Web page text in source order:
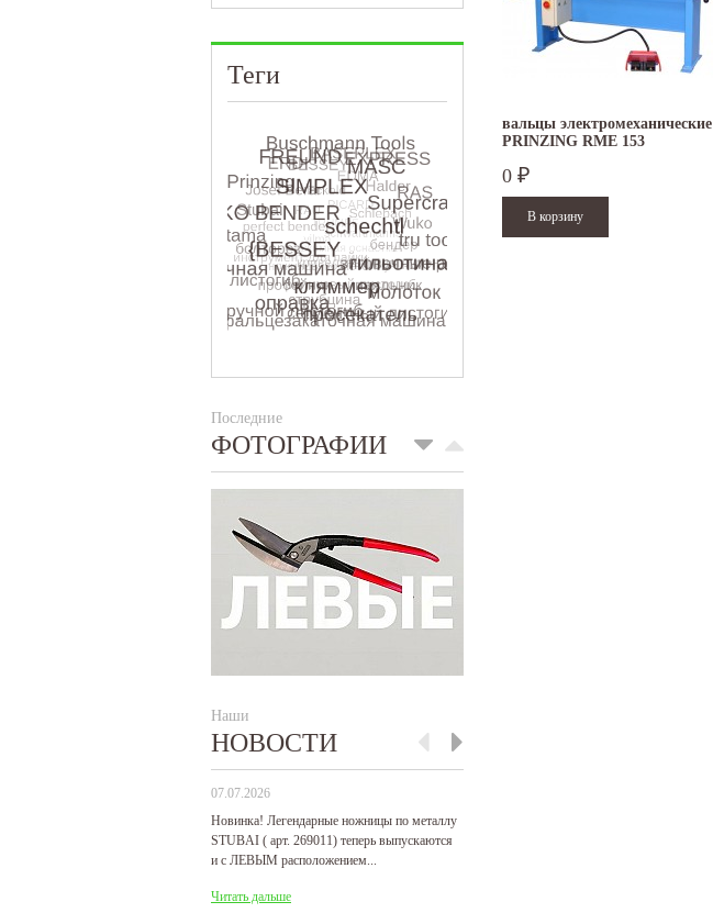
Теги
Последние
ФОТОГРАФИИ
Наши
НОВОСТИ
07.07.2026
Новинка! Легендарные ножницы по металлу
STUBAI ( арт. 269011) теперь выпускаются
и с ЛЕВЫМ расположением...
Читать дальше
вальцы электромеханические
PRINZING RME 153
0 ₽